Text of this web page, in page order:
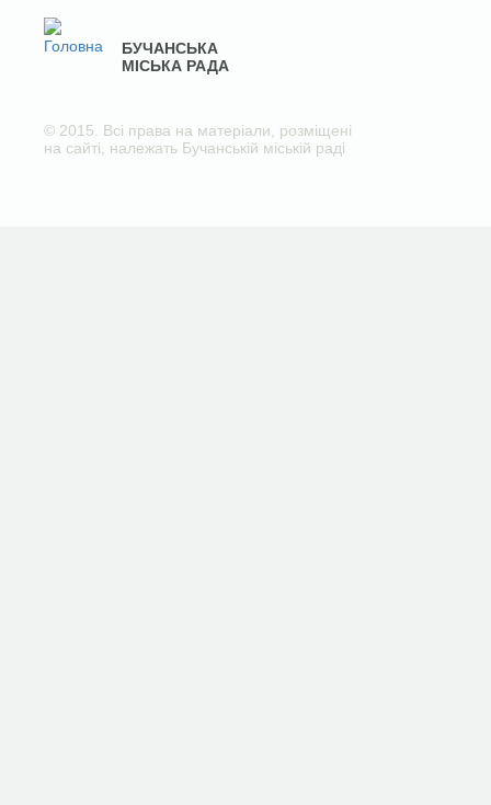
БУЧАНСЬКА
МІСЬКА РАДА
© 2015. Всі права на матеріали, розміщені
на сайті, належать Бучанській міській раді